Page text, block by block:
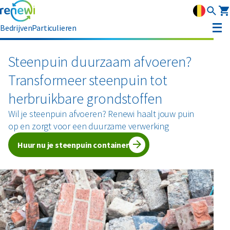
BedrijvenParticulieren
Afvalbeheer
Afvalbeheer
Afvalinzameling
Rolcontainers
Afzetcontainers
Ondergrondse containers
Perscontainers
Swill tank
Inzamelmiddelen gevaarlijk afval
Interne inzamelmiddelen
Branches
Bouw
Soorten afval
Asbest
Banden
Bouw- en sloopafval
Folie
Circulaire materialen
Hout
Metalen
Klantenservice
MyRenewi
Steenpuin duurzaam afvoeren?
Transformeer steenpuin tot
herbruikbare grondstoffen
Wil je steenpuin afvoeren? Renewi haalt jouw puin
op en zorgt voor een duurzame verwerking
Huur nu je steenpuin container